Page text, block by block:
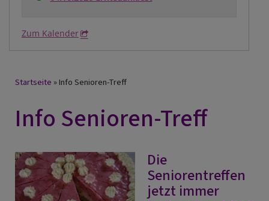
Zum Kalender
Breadcrumb
Startseite Info Senioren-Treff
Info Senioren-Treff
Die
Seniorentreffen
jetzt immer